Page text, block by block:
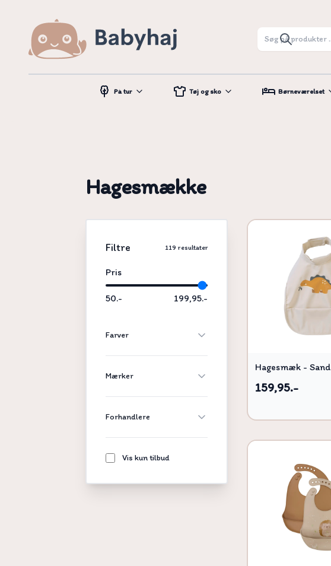
På tur Tøj og sko Børneværelset
Hagesmække
Filtre 119 resultater
Pris
50.- 199,95.-
Farver
Mærker
Forhandlere
Vis kun tilbud
Hagesmæk - Sand
159,95.-